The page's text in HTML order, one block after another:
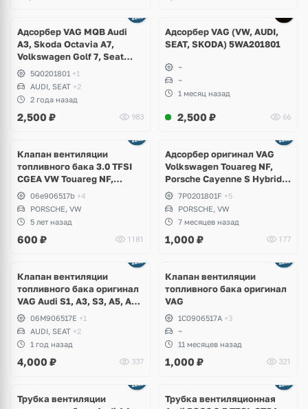
Адсорбер VAG MQB Audi
A3, Skoda Octavia A7,
Volkswagen Golf 7, Seat
Leon5Q0201801 +1
AUDI, SEAT +2
2 года назад
2,500 ₽ 983
Адсорбер VAG (VW, AUDI,
SEAT, SKODA) 5WA201801
~
~
1 месяц назад
2,500 ₽ 66
Клапан вентиляции
топливного бака 3.0 TFSI
CGEA VW Touareg NF,
Porsche Cayenne S Hybrid
06e906517b +4
PORSCHE, VW
5 лет назад
600 ₽ 1181
Адсорбер оригинал VAG
Volkswagen Touareg NF,
Porsche Cayenne S Hybrid
958, V6 3.0 TFSI, CGEA,
CGFA
7P0201801F +5
PORSCHE, VW
7 месяцев назад
1,000 ₽ 177
Клапан вентиляции
топливного бака оригинал
VAG Audi S1, A3, S3, A5, A6,
Q2, Q3, Q5, Volkswagen
Arteon, Atlas Cross Sport,
Tiguan Allspace, Teramont,
Passat B8, T-Roc,
Transporter, Golf 8 R
06M906517E +1
AUDI, SEAT +2
1 год назад
4,000 ₽ 337
Клапан вентиляции
топливного бака оригинал
VAG
1C0906517A +3
~
11 месяцев назад
1,000 ₽ 321
Трубка вентиляции
Трубка вентиляционная